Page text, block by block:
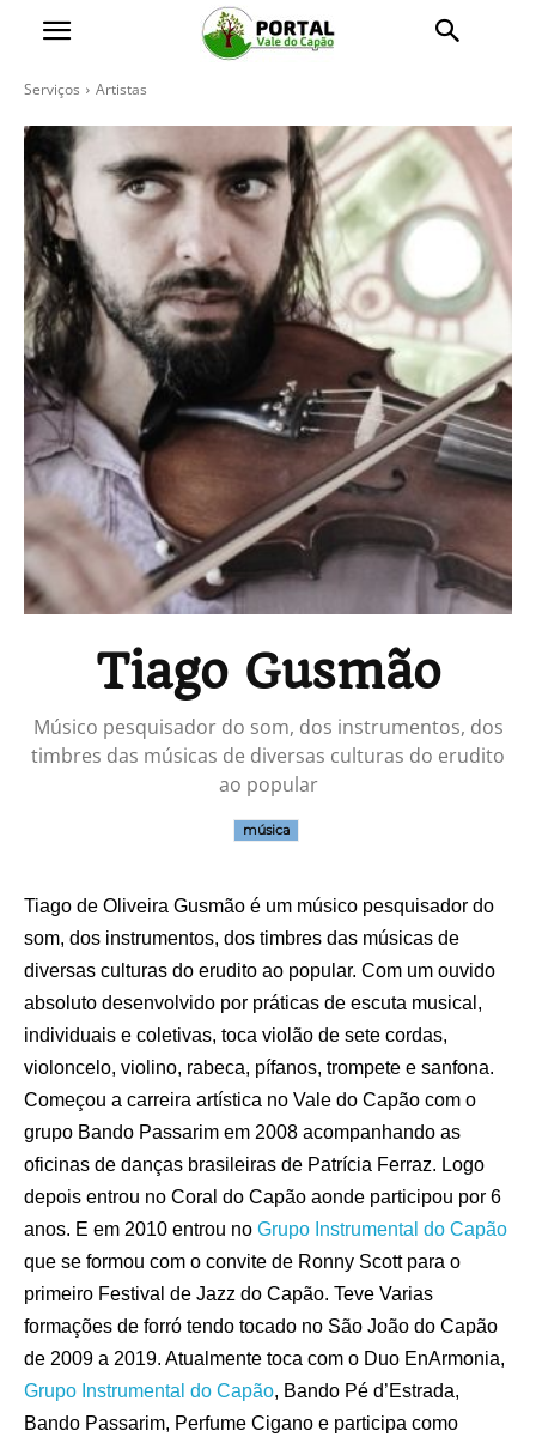
Serviços Artistas
Tiago Gusmão
Músico pesquisador do som, dos instrumentos, dos
timbres das músicas de diversas culturas do erudito
ao popular
música
Tiago de Oliveira Gusmão é um músico pesquisador do
som, dos instrumentos, dos timbres das músicas de
diversas culturas do erudito ao popular. Com um ouvido
absoluto desenvolvido por práticas de escuta musical,
individuais e coletivas, toca violão de sete cordas,
violoncelo, violino, rabeca, pífanos, trompete e sanfona.
Começou a carreira artística no Vale do Capão com o
grupo Bando Passarim em 2008 acompanhando as
oficinas de danças brasileiras de Patrícia Ferraz. Logo
depois entrou no Coral do Capão aonde participou por 6
anos. E em 2010 entrou no Grupo Instrumental do Capão
que se formou com o convite de Ronny Scott para o
primeiro Festival de Jazz do Capão. Teve Varias
formações de forró tendo tocado no São João do Capão
de 2009 a 2019. Atualmente toca com o Duo EnArmonia,
Grupo Instrumental do Capão, Bando Pé d’Estrada,
Bando Passarim, Perfume Cigano e participa como